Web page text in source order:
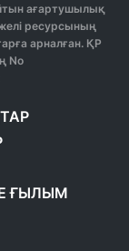
ағартушылық
ресурсының
арналған. ҚР
No
ҒЫЛЫМ